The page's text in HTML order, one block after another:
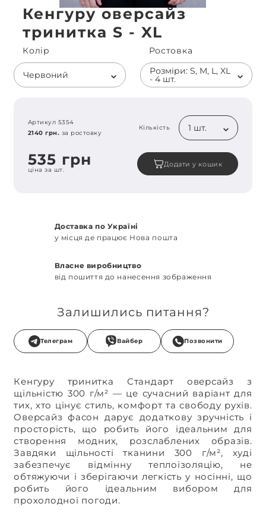
Кенгуру оверсайз
тринитка S - XL
Колiр
Червоний
Ростовка
Розміри: S, M, L, XL
- 4 шт.
Артикул 5354
2140 грн. за ростовку
Кількість 1 шт.
535 грн
ціна за шт.
Додати у кошик
Доставка по Україні
у місця де працює Нова пошта
Власне виробництво
від пошиття до нанесення зображення
Залишились питання?
Телеграм Вайбер Позвонити
Кенгуру тринитка Стандарт оверсайз з
щільністю 300 г/м² — це сучасний варіант для
тих, хто цінує стиль, комфорт та свободу рухів.
Оверсайз фасон дарує додаткову зручність і
просторість, що робить його ідеальним для
створення модних, розслаблених образів.
Завдяки щільності тканини 300 г/м², худі
забезпечує відмінну теплоізоляцію, не
обтяжуючи і зберігаючи легкість у носінні, що
робить його ідеальним вибором для
прохолодної погоди.